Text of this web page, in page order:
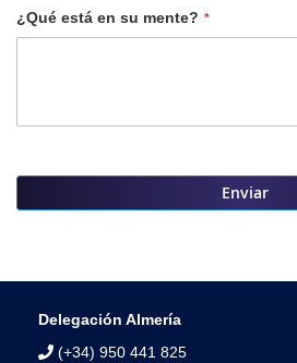
¿Qué está en su mente?
Enviar
Delegación Almería
(+34) 950 441 825